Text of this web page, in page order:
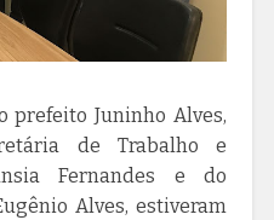
prefeito Juninho Alves,
de Trabalho e
Fernandes e do
Alves, estiveram